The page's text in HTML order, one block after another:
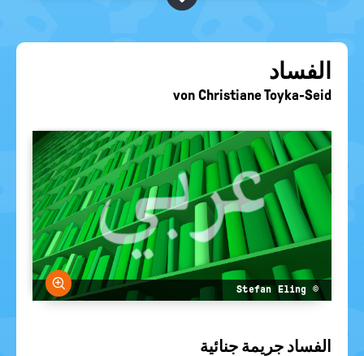
politische
EURE AKTUELLEN FRAGEN...
الفساد
von Christiane Toyka-Seid
© Stefan Eling
الفساد جريمة جنائية